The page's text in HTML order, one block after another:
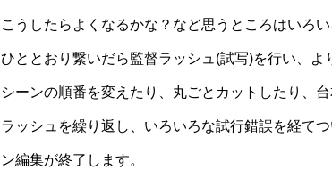
こうしたらよくなるかな？など思うところはいろ
ひととおり繋いだら監督ラッシュ(試写)を行い、よ
シーンの順番を変えたり、丸ごとカットしたり、
ラッシュを繰り返し、いろいろな試行錯誤を経て
ン編集が終了します。